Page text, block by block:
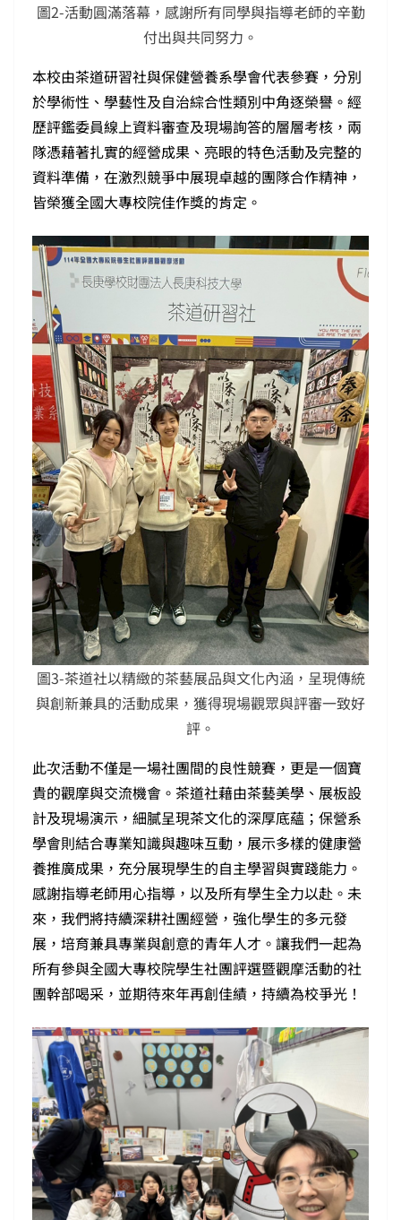
圖2-活動圓滿落幕，感謝所有同學與指導老師的辛勤
付出與共同努力。
本校由茶道研習社與保健營養系學會代表參賽，分別
於學術性、學藝性及自治綜合性類別中角逐榮譽。經
歷評鑑委員線上資料審查及現場詢答的層層考核，兩
隊憑藉著扎實的經營成果、亮眼的特色活動及完整的
資料準備，在激烈競爭中展現卓越的團隊合作精神，
皆榮獲全國大專校院佳作獎的肯定。
圖3-茶道社以精緻的茶藝展品與文化內涵，呈現傳統
與創新兼具的活動成果，獲得現場觀眾與評審一致好
評。
此次活動不僅是一場社團間的良性競賽，更是一個寶
貴的觀摩與交流機會。茶道社藉由茶藝美學、展板設
計及現場演示，細膩呈現茶文化的深厚底蘊；保營系
學會則結合專業知識與趣味互動，展示多樣的健康營
養推廣成果，充分展現學生的自主學習與實踐能力。
感謝指導老師用心指導，以及所有學生全力以赴。未
來，我們將持續深耕社團經營，強化學生的多元發
展，培育兼具專業與創意的青年人才。讓我們一起為
所有參與全國大專校院學生社團評選暨觀摩活動的社
團幹部喝采，並期待來年再創佳績，持續為校爭光！